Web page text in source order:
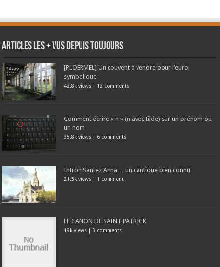
Articles les + vus depuis toujours
[PLOERMEL] Un couvent à vendre pour l’euro
symbolique
42.8k views | 12 comments
Comment écrire « ñ » (n avec tilde) sur un prénom ou
un nom
35.8k views | 6 comments
Intron Santez Anna… un cantique bien connu
21.5k views | 1 comment
LE CANON DE SAINT PATRICK
19k views | 3 comments